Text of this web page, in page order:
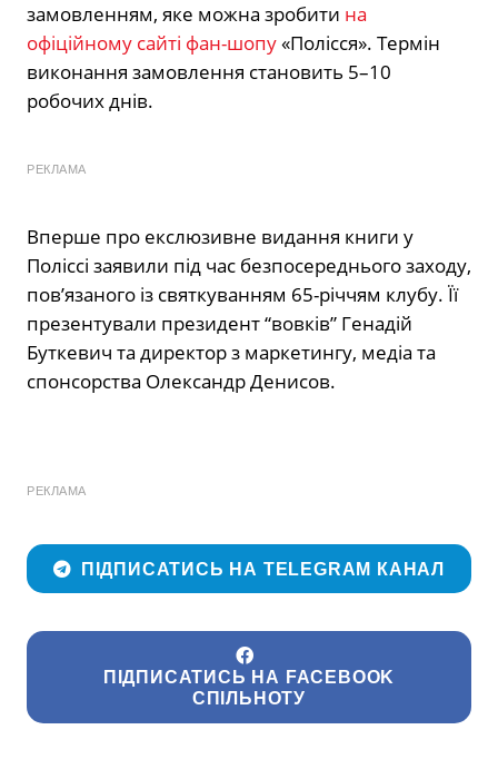
замовленням, яке можна зробити на
офіційному сайті фан-шопу«Полісся». Термін
виконання замовлення становить 5–10
робочих днів.
РЕКЛАМА
Вперше про екслюзивне видання книги у
Поліссі заявили під час безпосереднього заходу,
пов’язаного із святкуванням 65-річчям клубу. Її
презентували президент “вовків” Генадій
Буткевич та директор з маркетингу, медіа та
спонсорства Олександр Денисов.
РЕКЛАМА
ПІДПИСАТИСЬ НА TELEGRAM КАНАЛ
ПІДПИСАТИСЬ НА FACEBOOK
СПІЛЬНОТУ